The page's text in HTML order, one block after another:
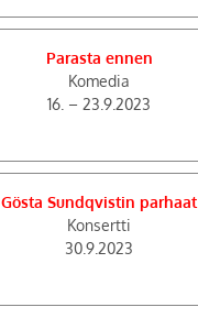
Parasta ennen
Komedia
16. – 23.9.2023
Gösta Sundqvistin parhaat
Konsertti
30.9.2023